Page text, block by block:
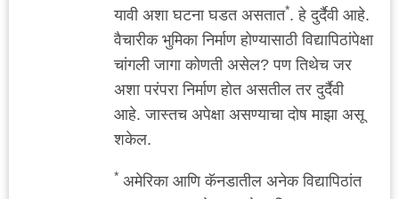
यावी अशा घटना घडत असतात*. हे दुर्दैवी आहे.
वैचारीक भुमिका निर्माण होण्यासाठी विद्यापिठांपेक्षा
चांगली जागा कोणती असेल? पण तिथेच जर
अशा परंपरा निर्माण होत असतील तर दुर्दैवी
आहे. जास्तच अपेक्षा असण्याचा दोष माझा असू
शकेल.
* अमेरिका आणि कॅनडातील अनेक विद्यापिठांत